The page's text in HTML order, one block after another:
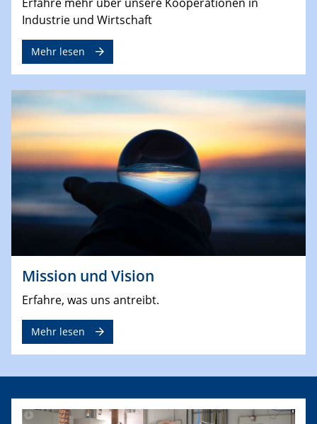
Industrie und Wirtschaft
Mehr lesen
Mission und Vision
Erfahre, was uns antreibt.
Mehr lesen